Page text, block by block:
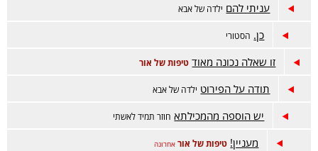
עניתי להם ילדה של אבא
כן. הסטורי
זו שאלה נכונה מאוד טיפות של אור
תודה על הפירוט ילדה של אבא
יש הוספה מהמכילתא חוזר תמיד לאשתי
מעניין! טיפות של אור אחרונה